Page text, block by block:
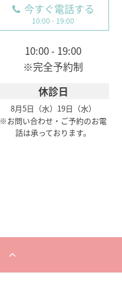
今すぐ電話する
10:00 - 19:00
10:00 - 19:00
※完全予約制
休診日
8月5日（水） 19日（水）
※お問い合わせ・ご予約のお電
話は承っております。